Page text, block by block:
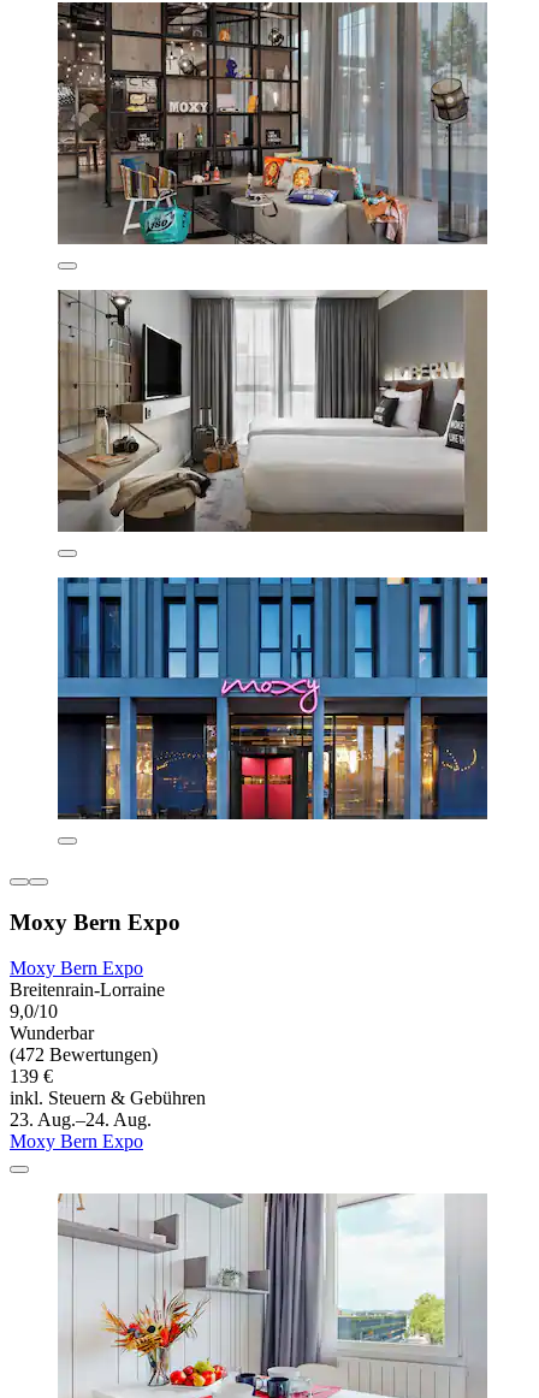
Moxy Bern Expo
Moxy Bern Expo
Breitenrain-Lorraine
9,0/10
Wunderbar
(472 Bewertungen)
139 €
inkl. Steuern & Gebühren
23. Aug.–24. Aug.
Moxy Bern Expo